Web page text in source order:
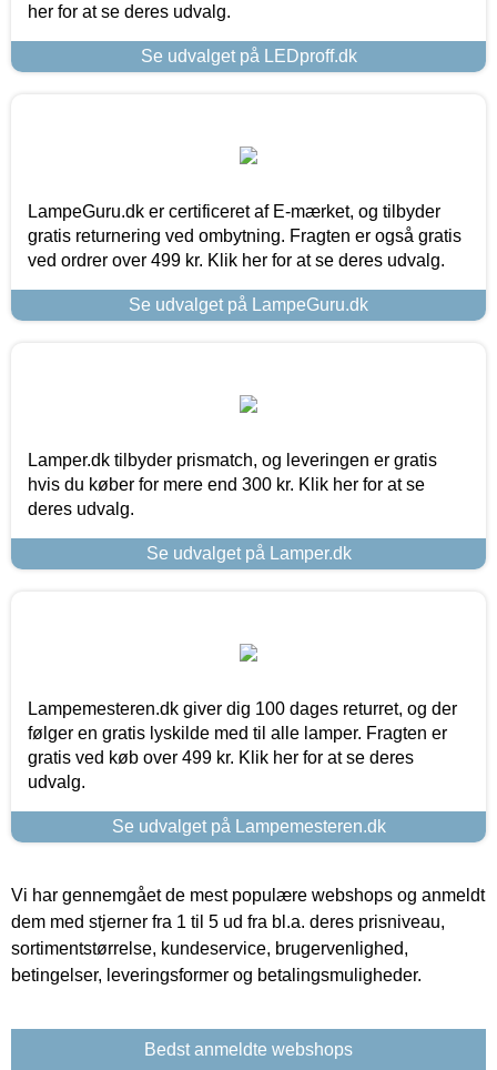
her for at se deres udvalg.
Se udvalget på LEDproff.dk
LampeGuru.dk er certificeret af E-mærket, og tilbyder
gratis returnering ved ombytning. Fragten er også gratis
ved ordrer over 499 kr. Klik her for at se deres udvalg.
Se udvalget på LampeGuru.dk
Lamper.dk tilbyder prismatch, og leveringen er gratis
hvis du køber for mere end 300 kr. Klik her for at se
deres udvalg.
Se udvalget på Lamper.dk
Lampemesteren.dk giver dig 100 dages returret, og der
følger en gratis lyskilde med til alle lamper. Fragten er
gratis ved køb over 499 kr. Klik her for at se deres
udvalg.
Se udvalget på Lampemesteren.dk
Vi har gennemgået de mest populære webshops og anmeldt
dem med stjerner fra 1 til 5 ud fra bl.a. deres prisniveau,
sortimentstørrelse, kundeservice, brugervenlighed,
betingelser, leveringsformer og betalingsmuligheder.
Bedst anmeldte webshops